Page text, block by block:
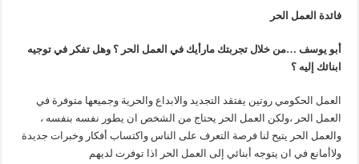
فائدة العمل الحر
أبو يوسف …من خلال تجربتك مارأيك في العمل الحر ؟ وهل تفكر في توجيه
ابنائك إليه ؟
العمل الحكومي روتين يفتقد التجديد والابداع والحرية وجميعها متوفرة في
العمل الحر ،ولكن العمل الحر يحتاج من الشخص ان يطور نفسه بنفسه ،
والعمل الحر يتيح لنا فرصة التعرف على الناس واكتساب أفكار وخبرات جديدة
ولاأمانع في ان يتوجه أبنائي إلى العمل الحر اذا توفرت لديهم